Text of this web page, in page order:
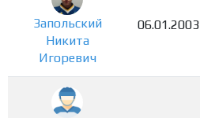
Запольский
Никита
Игоревич
06.01.2003